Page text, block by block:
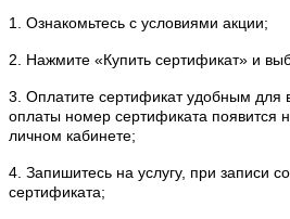
1. Ознакомьтесь с условиями акции;
2. Нажмите «Купить сертификат» и
3. Оплатите сертификат удобным для
оплаты номер сертификата появится
личном кабинете;
4. Запишитесь на услугу, при записи
сертификата;